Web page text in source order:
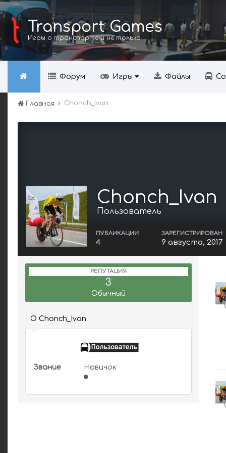
Transport Games
Игры о транспорте и не только
Форум Игры Файлы
Главная Chonch_Ivan
Chonch_Ivan
Пользователь
ПУБЛИКАЦИИ
4
ЗАРЕГИСТРИРОВАН
9 августа, 2017
РЕПУТАЦИЯ
3
Обычный
О Chonch_Ivan
Звание Новичок